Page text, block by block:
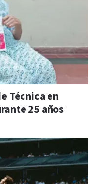
Técnica en
25 años